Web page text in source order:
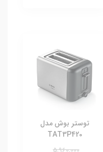
توستر بوش مدل
TAT3P420